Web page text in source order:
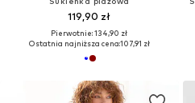
119,90 zł
Pierwotnie: 134,90 zł
Ostatnia najniższa cena:107,91 zł